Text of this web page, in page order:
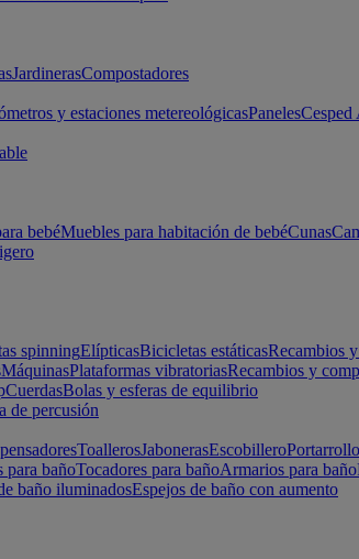
JardinerasCompostadores
y estaciones metereológicasPaneles
bebéMuebles para habitación de bebéCunas
spinningElípticasBicicletas estáticasRecambios
MáquinasPlataformas vibratoriasRecambios y
CuerdasBolas y esferas de equilibrio
de percusión
ToallerosJabonerasEscobillero
para bañoTocadores para bañoArmarios para baño
baño iluminadosEspejos de baño con aumento